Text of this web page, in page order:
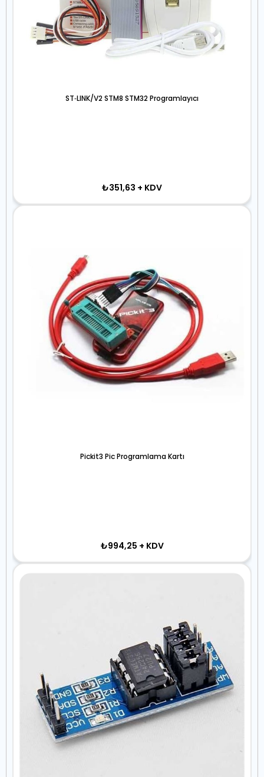
ST‐LINK/V2 STM8 STM32 Programlayıcı
₺351,63 + KDV
Pickit3 Pic Programlama Kartı
₺994,25 + KDV